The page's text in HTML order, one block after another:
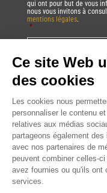
qui ont pour but de vous
nous vous invitons à
mentions légales.
*
CAPTCHA